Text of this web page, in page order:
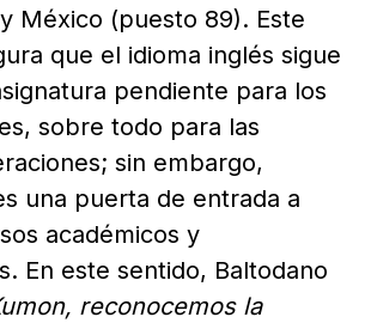
México (puesto 89). Este
que el idioma inglés sigue
pendiente para los
sobre todo para las
sin embargo,
una puerta de entrada a
académicos y
En este sentido, Baltodano
reconocemos la